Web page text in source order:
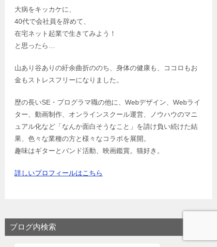
大病をキッカケに、
40代で会社員を辞めて、
在宅ネット起業で生きてみよう！
と思ったら…
山あり谷ありの紆余曲折ののち、身体の健康も、ココロもお
金もストレスフリーになりました。
歴の長いSE・プログラマ職の他に、Webデザイン、Webライ
ター、動画制作、オンラインスクール運営、ノウハウのマニ
ュアル化など「なんか面白そうなこと」を請け負い続けた結
果、色々な業種の方と様々なコラボを展開。
趣味はギターとバンド活動、映画鑑賞。猫好き。
詳しいプロフィールはこちら
ブログ内検索